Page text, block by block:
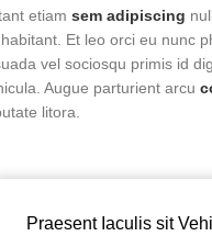
etiam sem adipiscing
Et leo orci eu nunc
vel sociosqu primis id
Augue parturient arcu
litora.
Praesent Iaculis sit